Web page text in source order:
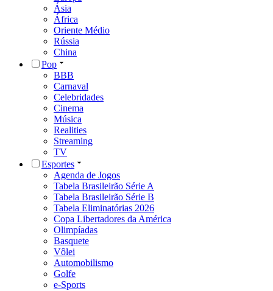
Ásia
África
Oriente Médio
Rússia
China
Pop
BBB
Carnaval
Celebridades
Cinema
Música
Realities
Streaming
TV
Esportes
Agenda de Jogos
Tabela Brasileirão Série A
Tabela Brasileirão Série B
Tabela Eliminatórias 2026
Copa Libertadores da América
Olimpíadas
Basquete
Vôlei
Automobilismo
Golfe
e-Sports